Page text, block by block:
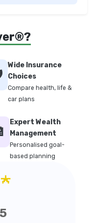
in india
policy
policy
health
Wide Insurance
Choices
Compare health, life &
car plans
Expert Wealth
Management
Personalised goal-
based planning